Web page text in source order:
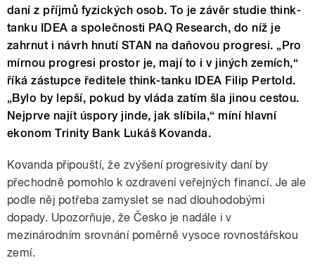
daní z příjmů fyzických osob. To je závěr studie think-
tanku IDEA a společnosti PAQ Research, do níž je
zahrnut i návrh hnutí STAN na daňovou progresi. „Pro
mírnou progresi prostor je, mají to i v jiných zemích,“
říká zástupce ředitele think-tanku IDEA Filip Pertold.
„Bylo by lepší, pokud by vláda zatím šla jinou cestou.
Nejprve najít úspory jinde, jak slíbila,“ míní hlavní
ekonom Trinity Bank Lukáš Kovanda.
Kovanda připouští, že zvýšení progresivity daní by
přechodně pomohlo k ozdravení veřejných financí. Je ale
podle něj potřeba zamyslet se nad dlouhodobými
dopady. Upozorňuje, že Česko je nadále i v
mezinárodním srovnání poměrně vysoce rovnostářskou
zemí.